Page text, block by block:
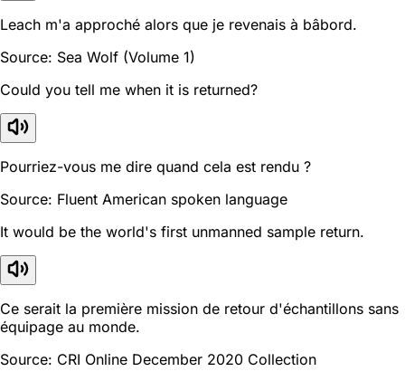
Leach m'a approché alors que je revenais à bâbord.
Source: Sea Wolf (Volume 1)
Could you tell me when it is returned?
Pourriez-vous me dire quand cela est rendu ?
Source: Fluent American spoken language
It would be the world's first unmanned sample return.
Ce serait la première mission de retour d'échantillons sans
équipage au monde.
Source: CRI Online December 2020 Collection